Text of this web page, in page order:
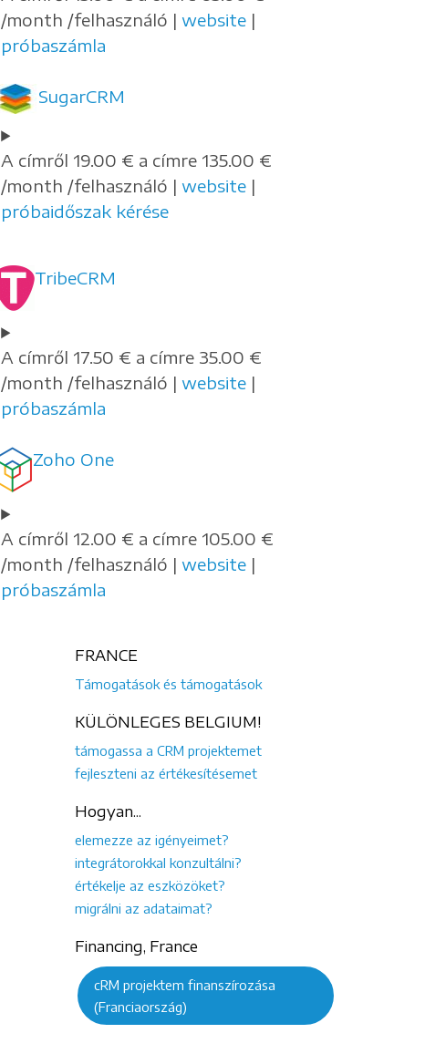
/month /felhasználó |website |
próbaszámla
SugarCRM
A címről 19.00 € a címre 135.00 €
/month /felhasználó |website |
próbaidőszak kérése
TribeCRM
A címről 17.50 € a címre 35.00 €
/month /felhasználó |website |
próbaszámla
Zoho One
A címről 12.00 € a címre 105.00 €
/month /felhasználó |website |
próbaszámla
FRANCE
Támogatások és támogatások
KÜLÖNLEGES BELGIUM!
támogassa a CRM projektemet
fejleszteni az értékesítésemet
Hogyan...
elemezze az igényeimet?
integrátorokkal konzultálni?
értékelje az eszközöket?
migrálni az adataimat?
Financing, France
cRM projektem finanszírozása
(Franciaország)